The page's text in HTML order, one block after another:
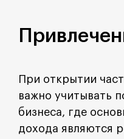
При открытии
важно учитывать
бизнеса, где
дохода являются